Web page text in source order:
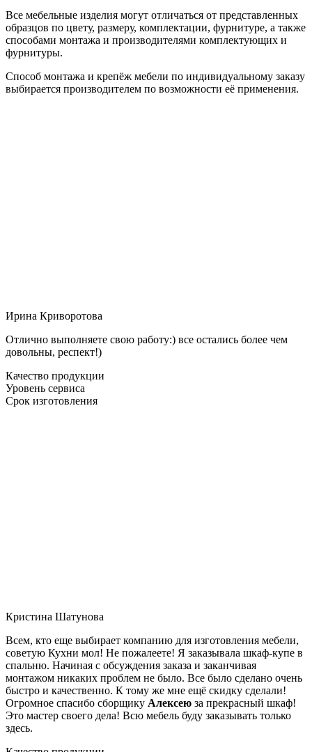
Все мебельные изделия могут отличаться от представленных
образцов по цвету, размеру, комплектации, фурнитуре, а также
способами монтажа и производителями комплектующих и
фурнитуры.
Способ монтажа и крепёж мебели по индивидуальному заказу
выбирается производителем по возможности её применения.
Ирина Криворотова
Отлично выполняете свою работу:) все остались более чем
довольны, респект!)
Качество продукции
Уровень сервиса
Срок изготовления
Кристина Шатунова
Всем, кто еще выбирает компанию для изготовления мебели,
советую Кухни мол! Не пожалеете! Я заказывала шкаф-купе в
спальню. Начиная с обсуждения заказа и заканчивая
монтажом никаких проблем не было. Все было сделано очень
быстро и качественно. К тому же мне ещё скидку сделали!
Огромное спасибо сборщику Алексею за прекрасный шкаф!
Это мастер своего дела! Всю мебель буду заказывать только
здесь.